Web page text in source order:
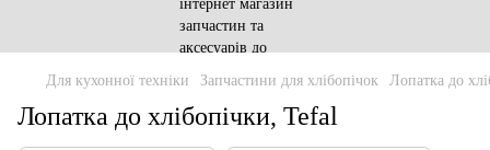
Для кухонної техніки Запчастини для хлібопічок Лопатка до
Лопатка до хлібопічки, Tefal